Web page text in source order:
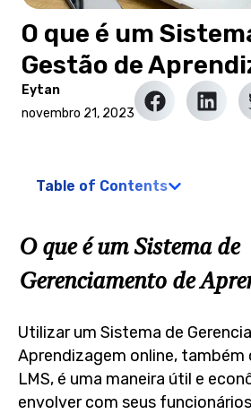
O que é um
Gestão de
Eytan
novembro 21, 2023
Table of Contents
O que é um Sistema de
Gerenciamento de
Utilizar um Sistema de
Aprendizagem online,
LMS, é uma maneira útil e
envolver com seus